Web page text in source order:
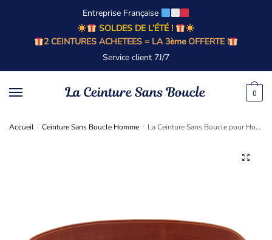
Entreprise Française
SOLDES DE L’ÉTÉ !
2 CEINTURES ACHETEES = LA 3ème OFFERTE !
Service client 7J/7
0
Accueil / Ceinture Sans Boucle Homme / La Ceinture Sans Boucle pour Homme - Couleur Marron Clair